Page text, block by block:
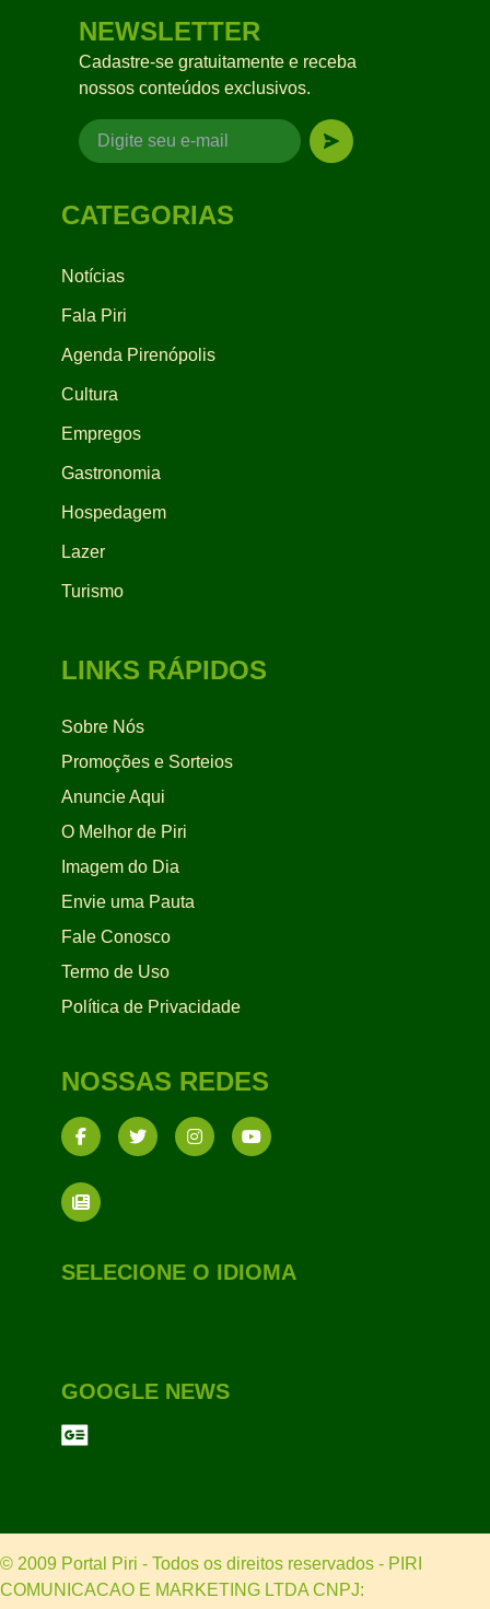
NEWSLETTER
Cadastre-se gratuitamente e receba
nossos conteúdos exclusivos.
CATEGORIAS
Notícias
Fala Piri
Agenda Pirenópolis
Cultura
Empregos
Gastronomia
Hospedagem
Lazer
Turismo
LINKS RÁPIDOS
Sobre Nós
Promoções e Sorteios
Anuncie Aqui
O Melhor de Piri
Imagem do Dia
Envie uma Pauta
Fale Conosco
Termo de Uso
Política de Privacidade
NOSSAS REDES
SELECIONE O IDIOMA
GOOGLE NEWS
© 2009 Portal Piri - Todos os direitos reservados - PIRI
COMUNICACAO E MARKETING LTDA CNPJ: